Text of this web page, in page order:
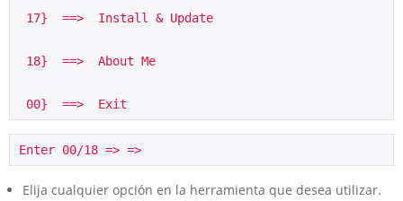
17}  ==>  Install & Update
18}  ==>  About Me
00}  ==>  Exit
Enter 00/18 => =>
Elija cualquier opción en la herramienta que desea utilizar.